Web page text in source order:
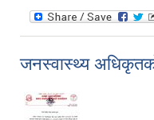
जनस्वास्थ्य